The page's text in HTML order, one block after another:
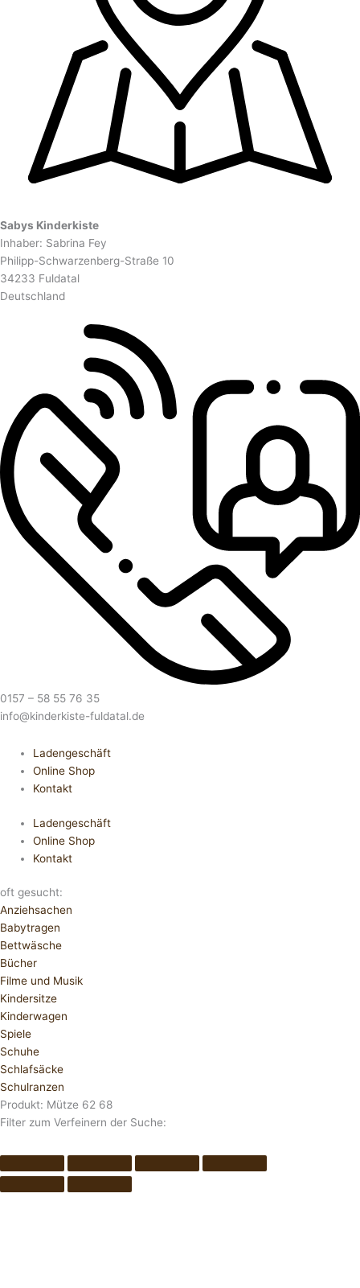
Sabys Kinderkiste
Inhaber: Sabrina Fey
Philipp-Schwarzenberg-Straße 10
34233 Fuldatal
Deutschland
0157 – 58 55 76 35
info@kinderkiste-fuldatal.de
Ladengeschäft
Online Shop
Kontakt
Ladengeschäft
Online Shop
Kontakt
oft gesucht:
Anziehsachen
Babytragen
Bettwäsche
Bücher
Filme und Musik
Kindersitze
Kinderwagen
Spiele
Schuhe
Schlafsäcke
Schulranzen
Produkt: Mütze 62 68
Filter zum Verfeinern der Suche: